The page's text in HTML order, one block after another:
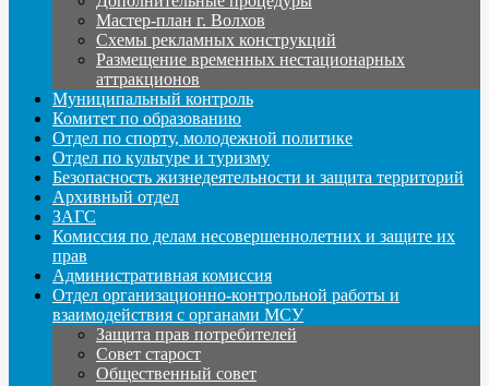
Мастер-план г. Волхов
Схемы рекламных конструкций
Размещение временных нестационарных
аттракционов
Муниципальный контроль
Комитет по образованию
Отдел по спорту, молодежной политике
Отдел по культуре и туризму
Безопасность жизнедеятельности и защита территорий
Архивный отдел
ЗАГС
Комиссия по делам несовершеннолетних и защите их
прав
Административная комиссия
Отдел организационно-контрольной работы и
взаимодействия с органами МСУ
Защита прав потребителей
Совет старост
Общественный совет